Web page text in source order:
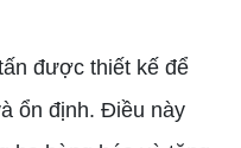
được thiết kế để
ổn định. Điều này